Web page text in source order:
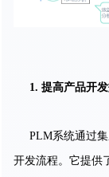
1. 提高产品开
PLM系统通过
开发流程。它提供